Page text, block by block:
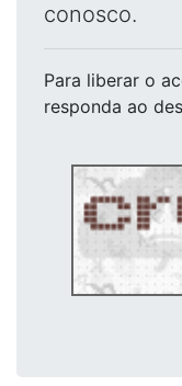
conosco.
Para liberar o
responda ao